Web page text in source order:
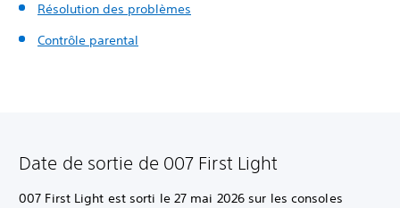
Résolution des problèmes
Contrôle parental
Date de sortie de 007 First Light
007 First Light est sorti le 27 mai 2026 sur les consoles